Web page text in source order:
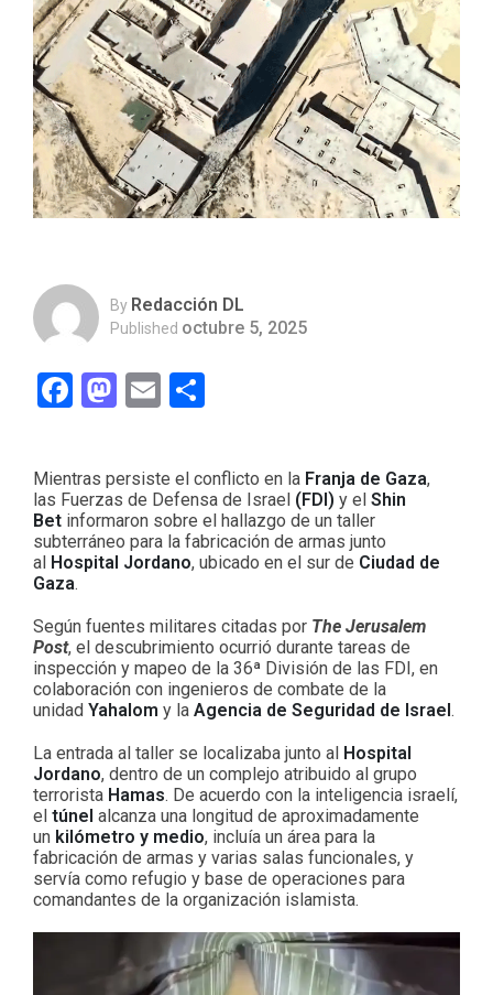
By Redacción DL
Published octubre 5, 2025
Facebook
Mastodon
Email
Mientras persiste el conflicto en la Franja de Gaza,
las Fuerzas de Defensa de Israel (FDI) y el Shin
Bet informaron sobre el hallazgo de un taller
subterráneo para la fabricación de armas junto
al Hospital Jordano, ubicado en el sur de Ciudad de
Gaza.
Según fuentes militares citadas por The Jerusalem
Post, el descubrimiento ocurrió durante tareas de
inspección y mapeo de la 36ª División de las FDI, en
colaboración con ingenieros de combate de la
unidad Yahalom y la Agencia de Seguridad de Israel.
La entrada al taller se localizaba junto al Hospital
Jordano, dentro de un complejo atribuido al grupo
terrorista Hamas. De acuerdo con la inteligencia israelí,
el túnel alcanza una longitud de aproximadamente
un kilómetro y medio, incluía un área para la
fabricación de armas y varias salas funcionales, y
servía como refugio y base de operaciones para
comandantes de la organización islamista.